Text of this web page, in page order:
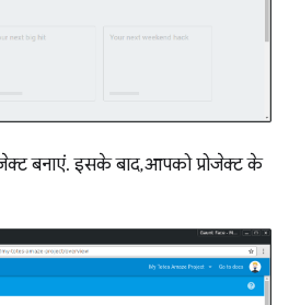
बनाएं. इसके बाद, आपको प्रोजेक्ट के